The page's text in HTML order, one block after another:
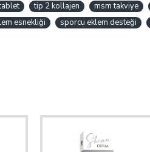
tip 2 kollajen msm takviye
esnekliği sporcu eklem desteği